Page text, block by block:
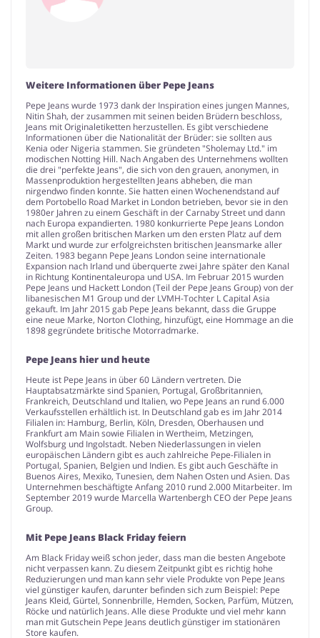
Weitere Informationen über Pepe Jeans
Pepe Jeans wurde 1973 dank der Inspiration eines jungen Mannes,
Nitin Shah, der zusammen mit seinen beiden Brüdern beschloss,
Jeans mit Originaletiketten herzustellen. Es gibt verschiedene
Informationen über die Nationalität der Brüder: sie sollten aus
Kenia oder Nigeria stammen. Sie gründeten "Sholemay Ltd." im
modischen Notting Hill. Nach Angaben des Unternehmens wollten
die drei "perfekte Jeans", die sich von den grauen, anonymen, in
Massenproduktion hergestellten Jeans abheben, die man
nirgendwo finden konnte. Sie hatten einen Wochenendstand auf
dem Portobello Road Market in London betrieben, bevor sie in den
1980er Jahren zu einem Geschäft in der Carnaby Street und dann
nach Europa expandierten. 1980 konkurrierte Pepe Jeans London
mit allen großen britischen Marken um den ersten Platz auf dem
Markt und wurde zur erfolgreichsten britischen Jeansmarke aller
Zeiten. 1983 begann Pepe Jeans London seine internationale
Expansion nach Irland und überquerte zwei Jahre später den Kanal
in Richtung Kontinentaleuropa und USA. Im Februar 2015 wurden
Pepe Jeans und Hackett London (Teil der Pepe Jeans Group) von der
libanesischen M1 Group und der LVMH-Tochter L Capital Asia
gekauft. Im Jahr 2015 gab Pepe Jeans bekannt, dass die Gruppe
eine neue Marke, Norton Clothing, hinzufügt, eine Hommage an die
1898 gegründete britische Motorradmarke.
Pepe Jeans hier und heute
Heute ist Pepe Jeans in über 60 Ländern vertreten. Die
Hauptabsatzmärkte sind Spanien, Portugal, Großbritannien,
Frankreich, Deutschland und Italien, wo Pepe Jeans an rund 6.000
Verkaufsstellen erhältlich ist. In Deutschland gab es im Jahr 2014
Filialen in: Hamburg, Berlin, Köln, Dresden, Oberhausen und
Frankfurt am Main sowie Filialen in Wertheim, Metzingen,
Wolfsburg und Ingolstadt. Neben Niederlassungen in vielen
europäischen Ländern gibt es auch zahlreiche Pepe-Filialen in
Portugal, Spanien, Belgien und Indien. Es gibt auch Geschäfte in
Buenos Aires, Mexiko, Tunesien, dem Nahen Osten und Asien. Das
Unternehmen beschäftigte Anfang 2010 rund 2.000 Mitarbeiter. Im
September 2019 wurde Marcella Wartenbergh CEO der Pepe Jeans
Group.
Mit Pepe Jeans Black Friday feiern
Am Black Friday weiß schon jeder, dass man die besten Angebote
nicht verpassen kann. Zu diesem Zeitpunkt gibt es richtig hohe
Reduzierungen und man kann sehr viele Produkte von Pepe Jeans
viel günstiger kaufen, darunter befinden sich zum Beispiel: Pepe
Jeans Kleid, Gürtel, Sonnenbrille, Hemden, Socken, Parfüm, Mützen,
Röcke und natürlich Jeans. Alle diese Produkte und viel mehr kann
man mit Gutschein Pepe Jeans deutlich günstiger im stationären
Store kaufen.